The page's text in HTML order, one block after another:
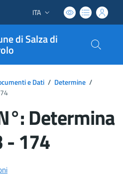
Lingua attiva:
ITA
di Salza di
e Dati / Determine /
Determina
- 174